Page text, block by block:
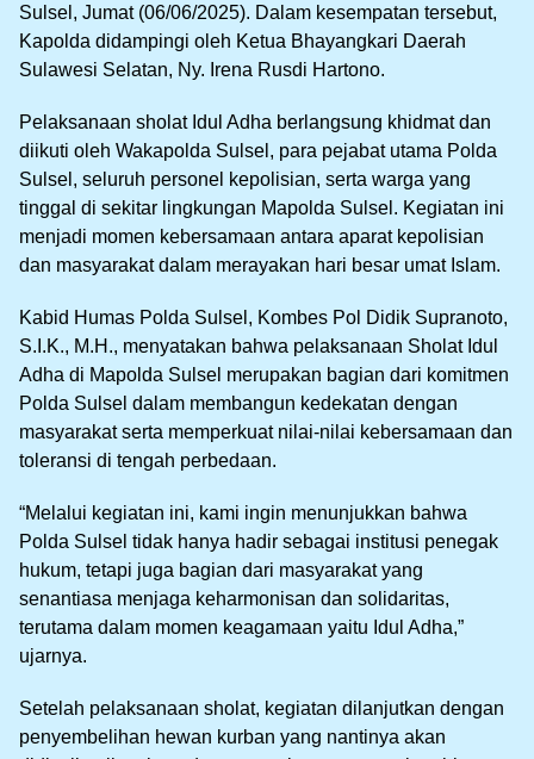
Sulsel, Jumat (06/06/2025). Dalam kesempatan tersebut,
Kapolda didampingi oleh Ketua Bhayangkari Daerah
Sulawesi Selatan, Ny. Irena Rusdi Hartono.
Pelaksanaan sholat Idul Adha berlangsung khidmat dan
diikuti oleh Wakapolda Sulsel, para pejabat utama Polda
Sulsel, seluruh personel kepolisian, serta warga yang
tinggal di sekitar lingkungan Mapolda Sulsel. Kegiatan ini
menjadi momen kebersamaan antara aparat kepolisian
dan masyarakat dalam merayakan hari besar umat Islam.
Kabid Humas Polda Sulsel, Kombes Pol Didik Supranoto,
S.I.K., M.H., menyatakan bahwa pelaksanaan Sholat Idul
Adha di Mapolda Sulsel merupakan bagian dari komitmen
Polda Sulsel dalam membangun kedekatan dengan
masyarakat serta memperkuat nilai-nilai kebersamaan dan
toleransi di tengah perbedaan.
“Melalui kegiatan ini, kami ingin menunjukkan bahwa
Polda Sulsel tidak hanya hadir sebagai institusi penegak
hukum, tetapi juga bagian dari masyarakat yang
senantiasa menjaga keharmonisan dan solidaritas,
terutama dalam momen keagamaan yaitu Idul Adha,”
ujarnya.
Setelah pelaksanaan sholat, kegiatan dilanjutkan dengan
penyembelihan hewan kurban yang nantinya akan